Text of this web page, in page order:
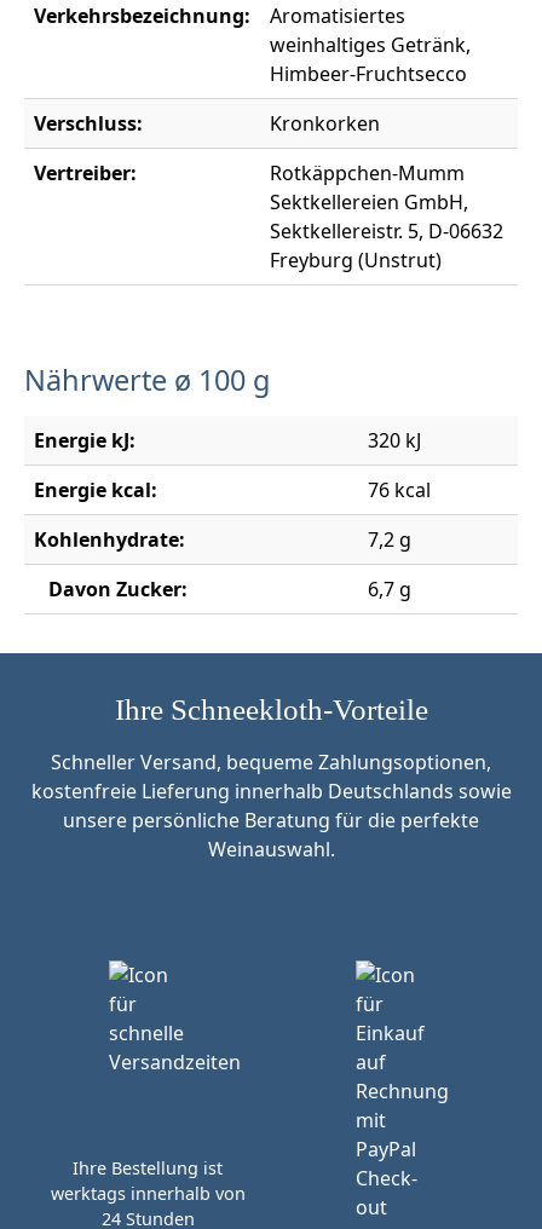
Verkehrsbezeichnung:
Aromatisiertes
weinhaltiges Getränk,
Himbeer-Fruchtsecco
Verschluss:
Kronkorken
Vertreiber:
Rotkäppchen-Mumm
Sektkellereien GmbH,
Sektkellereistr. 5, D-06632
Freyburg (Unstrut)
Nährwerte ø 100 g
Energie kJ:
320 kJ
Energie kcal:
76 kcal
Kohlenhydrate:
7,2 g
Davon Zucker:
6,7 g
Ihre Schneekloth-Vorteile
Schneller Versand, bequeme Zahlungsoptionen,
kostenfreie Lieferung innerhalb Deutschlands sowie
unsere persönliche Beratung für die perfekte
Weinauswahl.
Ihre Bestellung ist
werktags innerhalb von
24 Stunden